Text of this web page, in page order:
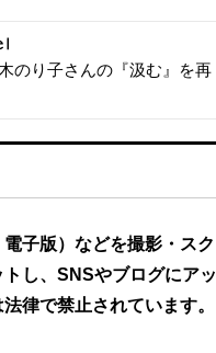
のり子さんの『汲む』を再
子版）などを撮影・スク
トし、SNSやブログにアッ
律で禁止されています。